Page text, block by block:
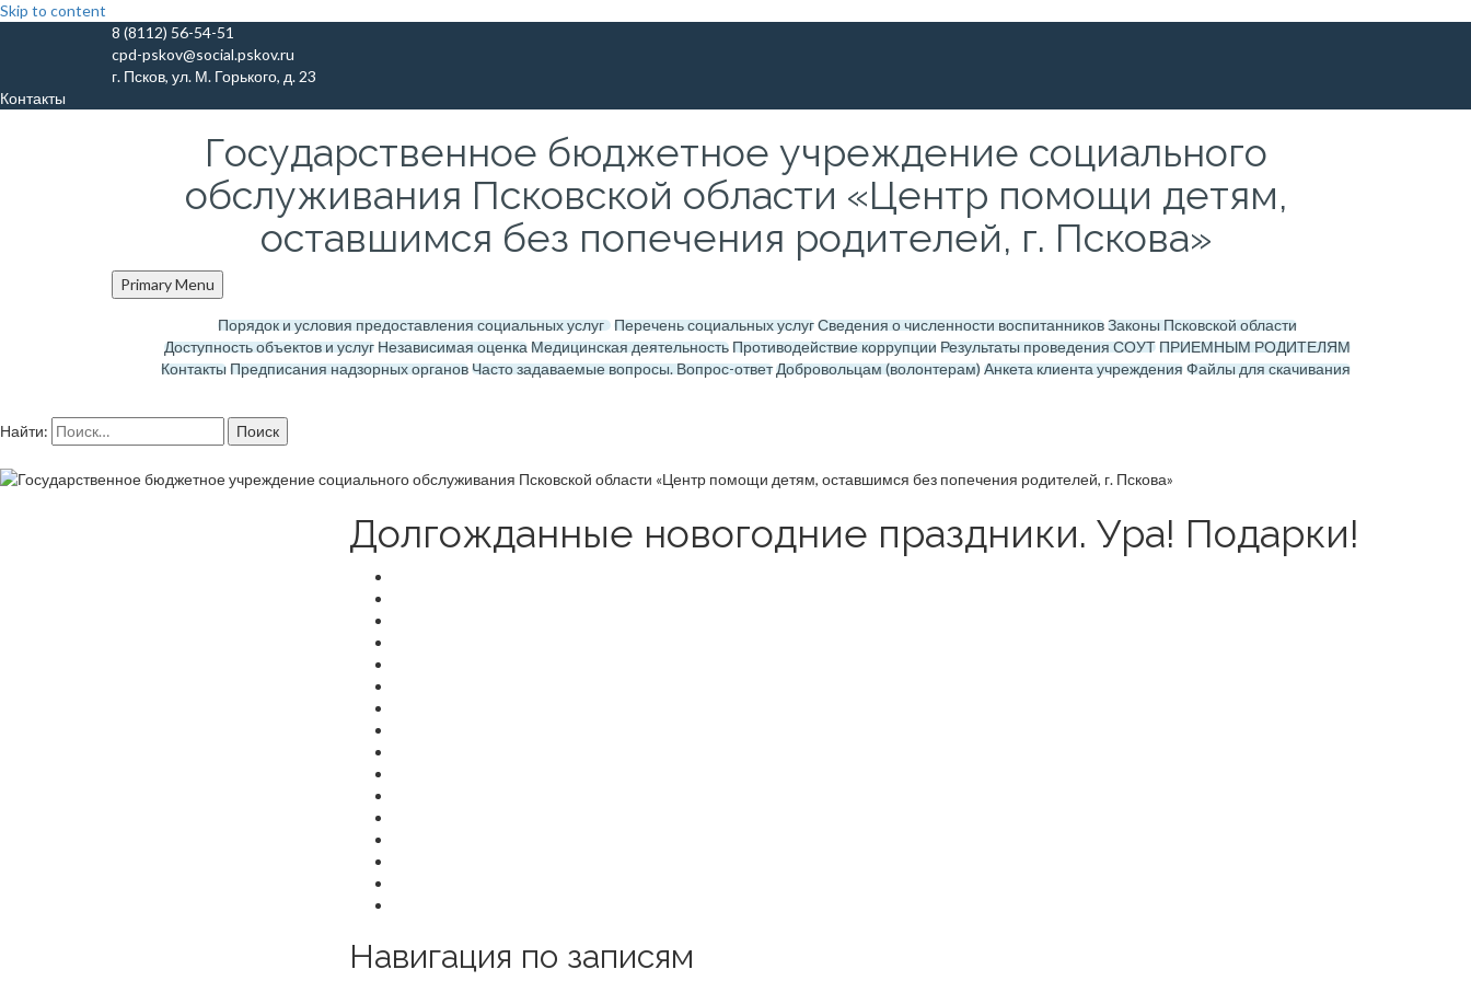
Skip to content
8 (8112) 56-54-51
cpd-pskov@social.pskov.ru
г. Псков, ул. М. Горького, д. 23
Контакты
Государственное бюджетное учреждение социального
обслуживания Псковской области «Центр помощи детям,
оставшимся без попечения родителей, г. Пскова»
Primary Menu
Порядок и условия предоставления социальных услугПеречень социальных услугСведения о численности воспитанниковЗаконы Псковской области
Доступность объектов и услугНезависимая оценкаМедицинская деятельностьПротиводействие коррупцииРезультаты проведения СОУТПРИЕМНЫМ РОДИТЕЛЯМ
КонтактыПредписания надзорных органовЧасто задаваемые вопросы. Вопрос-ответДобровольцам (волонтерам)Анкета клиента учрежденияФайлы для скачивания
Найти:
Долгожданные новогодние праздники. Ура! Подарки!
Навигация по записям